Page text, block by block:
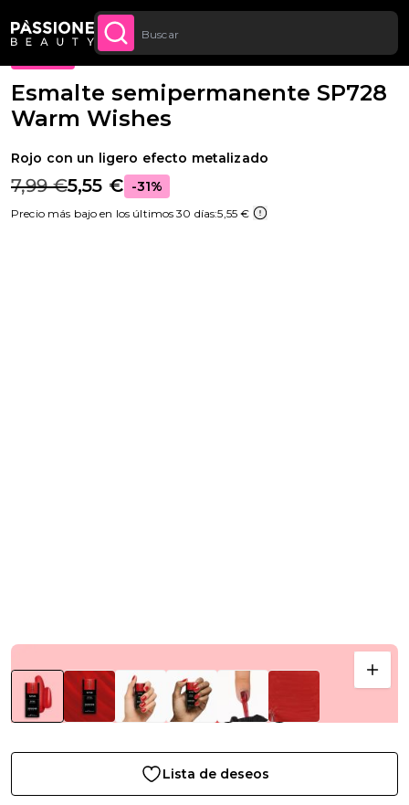
Descuento cantidad: desde un -5 % en todos
los pedidos a partir de 250 €
Migaja de pan
Esmaltes semipermanentes
Esmalte semipermanente SP728
Warm Wishes
Rojo con un ligero efecto metalizado
7,99 €5,55 € -31%
Precio más bajo en los últimos 30 días:5,55 €
Lista de deseos